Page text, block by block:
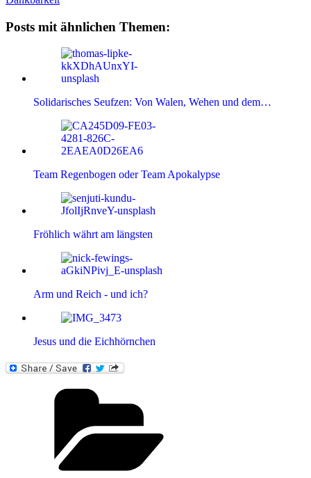
Posts mit ähnlichen Themen:
Solidarisches Seufzen: Von Walen, Wehen und dem…
Team Regenbogen oder Team Apokalypse
Fröhlich währt am längsten
Arm und Reich - und ich?
Jesus und die Eichhörnchen